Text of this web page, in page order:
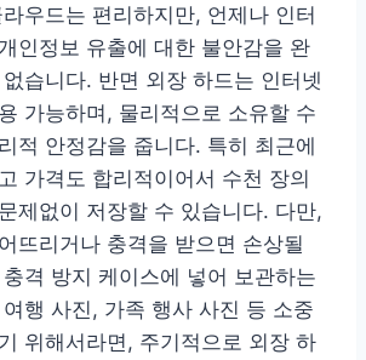
우드는 편리하지만, 언제나 인터
인정보 유출에 대한 불안감을 완
습니다. 반면 외장 하드는 인터넷
가능하며, 물리적으로 소유할 수
적 안정감을 줍니다. 특히 최근에
가격도 합리적이어서 수천 장의
제없이 저장할 수 있습니다. 다만,
뜨리거나 충격을 받으면 손상될
격 방지 케이스에 넣어 보관하는
행 사진, 가족 행사 사진 등 소중
위해서라면, 주기적으로 외장 하